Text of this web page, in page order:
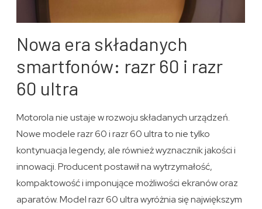
Nowa era składanych
smartfonów: razr 60 i razr
60 ultra
Motorola nie ustaje w rozwoju składanych urządzeń.
Nowe modele razr 60 i razr 60 ultra to nie tylko
kontynuacja legendy, ale również wyznacznik jakości i
innowacji. Producent postawił na wytrzymałość,
kompaktowość i imponujące możliwości ekranów oraz
aparatów. Model razr 60 ultra wyróżnia się największym